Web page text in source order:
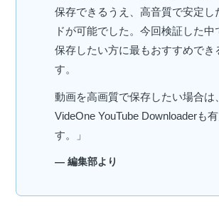
保存できるうえ、高音質で安定し
ドが可能でした。今回検証した
保存したい方に最もおすすめでき
す。
動画を高画質で保存したい場合は
VideOne YouTube Downloaderも
す。」
— 編集部より